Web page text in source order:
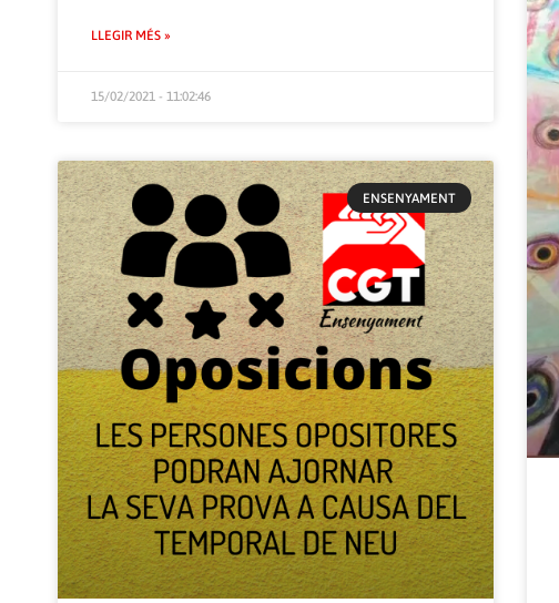
LLEGIR MÉS »
15/02/2021 - 11:02:46
ENSENYAMENT